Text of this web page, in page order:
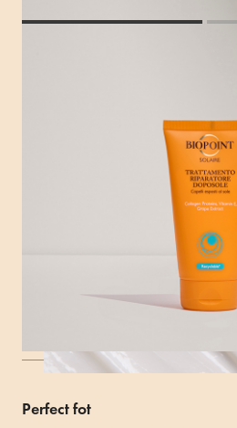
After-sun
A valuable intensive treatment
the sun and the sea. Your hair is
ACQUISTA
Perfect fot